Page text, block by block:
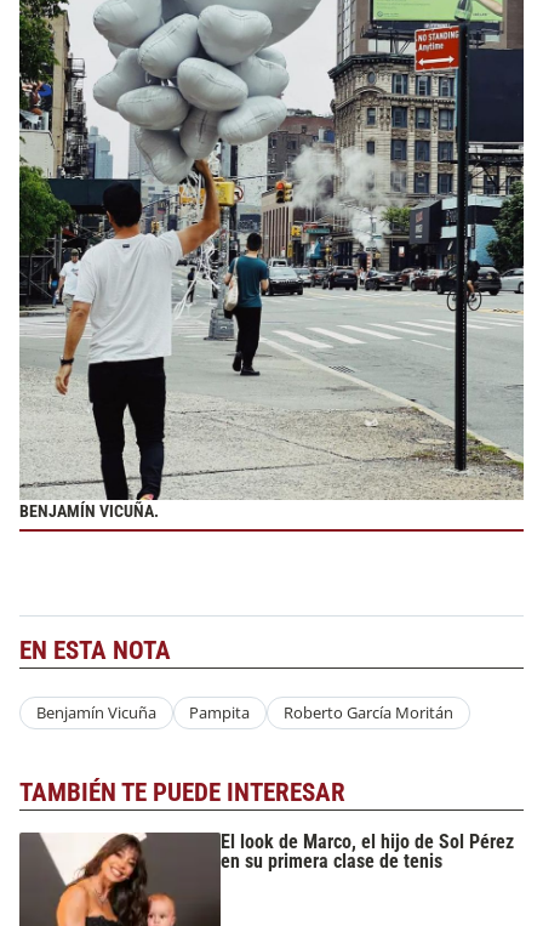
BENJAMÍN VICUÑA.
EN ESTA NOTA
Benjamín Vicuña Pampita Roberto García Moritán
TAMBIÉN TE PUEDE INTERESAR
El look de Marco, el hijo de Sol Pérez
en su primera clase de tenis